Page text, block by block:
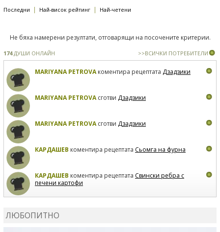
Последни | Най-висок рейтинг | Най-четени
Не бяха намерени резултати, отговарящи на посочените критерии.
174ДУШИ ОНЛАЙН >>ВСИЧКИ ПОТРЕБИТЕЛИ
MARIYANA PETROVAкоментира рецептата Дзадзики
MARIYANA PETROVAсготви Дзадзики
MARIYANA PETROVAсготви Дзадзики
КАРДАШЕВ коментира рецептата Сьомга на фурна
КАРДАШЕВ коментира рецептата Свински ребра с
печени картофи
ЛЮБОПИТНО